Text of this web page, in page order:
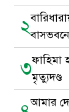
আমিন
২
৩ফাহিমা
মৃত্যুদণ্ড
আমার